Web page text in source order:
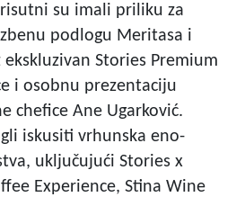
su imali priliku za
podlogu Meritasa i
ekskluzivan Stories Premium
i osobnu prezentaciju
chefice Ane Ugarković.
iskusiti vrhunska eno-
uključujući Stories x
Experience, Stina Wine